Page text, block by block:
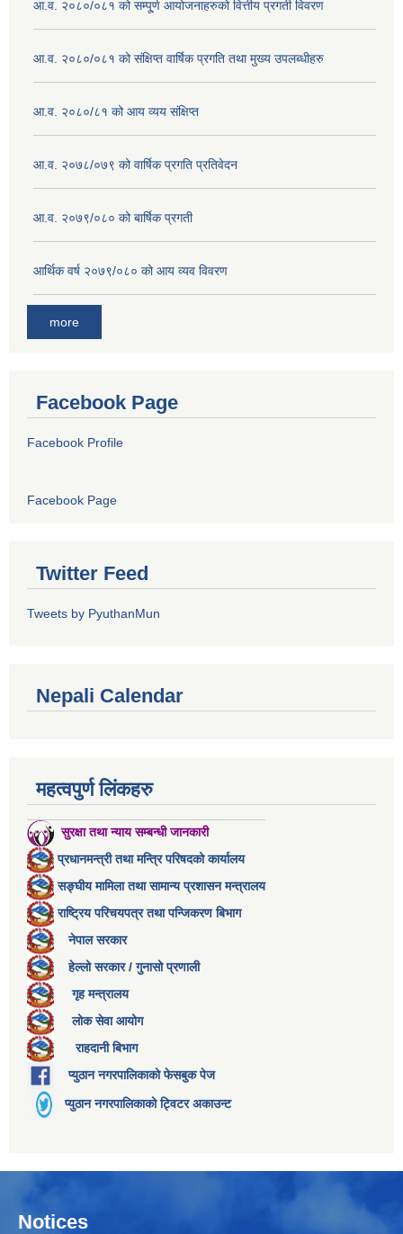
आ.व. २०८०/०८१ को सम्पू्र्ण आयोजनाहरुको वित्तीय प्रगती विवरण
आ.व. २०८०/०८१ को संक्षिप्त वार्षिक प्रगति तथा मुख्य उपलब्धीहरु
आ.व. २०८०/८१ को आय व्यय संक्षिप्त
आ.व. २०७८/०७९ को वार्षिक प्रगति प्रतिवेदन
आ.व. २०७९/०८० को बार्षिक प्रगती
आर्थिक वर्ष २०७९/०८० को आय व्यव विवरण
more
Facebook Page
Facebook Profile
Facebook Page
Twitter Feed
Tweets by PyuthanMun
Nepali Calendar
महत्वपुर्ण लिंकहरु
सुरक्षा तथा न्याय सम्बन्धी जानकारी
प्रधानमन्त्री तथा मन्त्रि परिषदको कार्यालय
सङ्घीय मामिला तथा सामान्य प्रशासन मन्त्रालय
राष्ट्रिय परिचयपत्र तथा पन्जिकरण बिभाग
नेपाल सरकार
हेल्लो सरकार / गुनासो प्रणाली
गृह मन्त्रालय
लोक सेवा आयोग
राहदानी बिभाग
प्युठान नगरपालिकाको फेसबुक पेज
प्युठान नगरपालिकाको ट्विटर अकाउन्ट
Notices